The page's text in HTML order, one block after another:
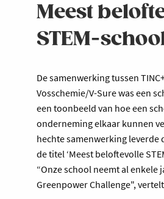
Meest
STEM-
De samenwerking tussen
Vosschemie/V-Sure was een
een toonbeeld van hoe een
onderneming elkaar kunnen
hechte samenwerking leverde
de titel ‘Meest beloftevolle
“Onze school neemt al enkele
Greenpower Challenge",